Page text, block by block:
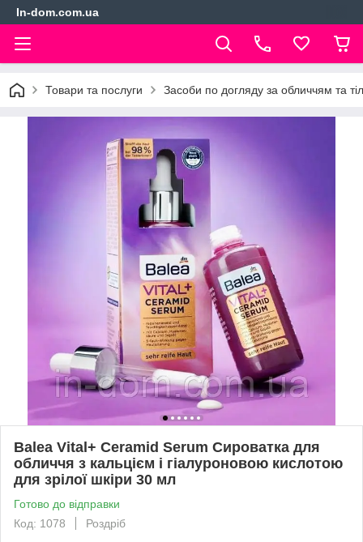
In-dom.com.ua
Товари та послуги Засоби по догляду за обличчям та
Balea Vital+ Ceramid Serum Сироватка для
обличчя з кальцієм і гіалуроновою кислотою
для зрілої шкіри 30 мл
Готово до відправки
Код: 1078
Роздріб